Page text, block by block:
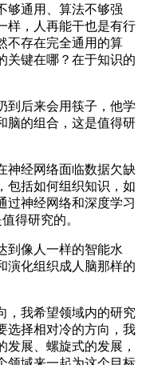
够通用、算法不够强
样，人再能干也是有行
不存在完全通用的算
关键在哪？在于知识的
后来会用筷子，他学
脑的组合，这是值得研
经网络面临数据欠缺
包括如何组织知识，如
过神经网络和深度学习
得研究的。
像人一样的智能水
演化组织成人脑那样的
我希望领域内的研究
选择相对冷的方向，我
展、螺旋式的发展，